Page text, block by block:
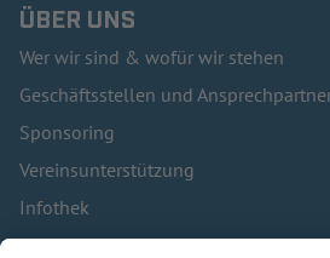
ÜBER UNS
Wer wir sind & wofür wir stehen
Geschäftsstellen und
Sponsoring
Vereinsunterstützung
Infothek
Kontakt